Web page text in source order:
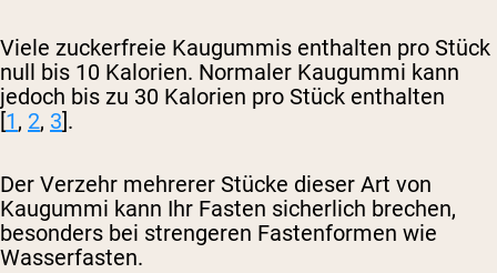
Viele zuckerfreie Kaugummis enthalten pro Stück
null bis 10 Kalorien. Normaler Kaugummi kann
jedoch bis zu 30 Kalorien pro Stück enthalten
[1, 2, 3].
Der Verzehr mehrerer Stücke dieser Art von
Kaugummi kann Ihr Fasten sicherlich brechen,
besonders bei strengeren Fastenformen wie
Wasserfasten.